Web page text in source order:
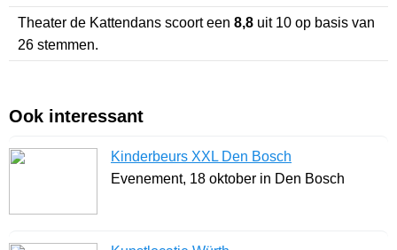
Theater de Kattendans scoort een 8,8 uit 10 op basis van
26 stemmen.
Ook interessant
Kinderbeurs XXL Den Bosch
Evenement, 18 oktober in Den Bosch